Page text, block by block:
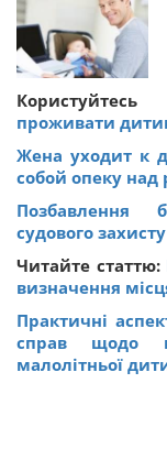
Користуйтесь
проживати
Жена уходит к
собой опеку над
Позбавлення
судового захисту
Читайте статтю:
визначення
Практичні
справ щодо
малолітньої